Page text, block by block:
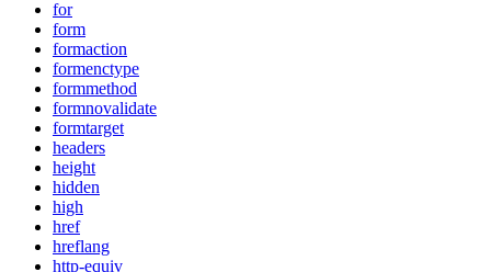
for
form
formaction
formenctype
formmethod
formnovalidate
formtarget
headers
height
hidden
high
href
hreflang
http-equiv